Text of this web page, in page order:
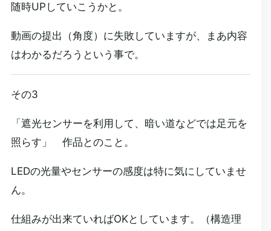
随時UPしていこうかと。
動画の提出（角度）に失敗していますが、まあ内容
はわかるだろうという事で。
その3
「遮光センサーを利用して、暗い道などでは足元を
照らす」 作品とのこと。
LEDの光量やセンサーの感度は特に気にしていませ
ん。
仕組みが出来ていればOKとしています。（構造理